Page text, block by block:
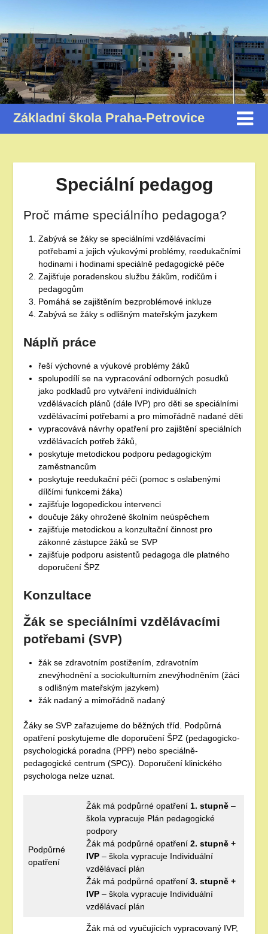
Základní škola Praha-Petrovice
Speciální pedagog
Proč máme speciálního pedagoga?
Zabývá se žáky se speciálními vzdělávacími
potřebami a jejich výukovými problémy, reedukačními
hodinami i hodinami speciálně pedagogické péče
Zajišťuje poradenskou službu žákům, rodičům i
pedagogům
Pomáhá se zajištěním bezproblémové inkluze
Zabývá se žáky s odlišným mateřským jazykem
Náplň práce
řeší výchovné a výukové problémy žáků
spolupodílí se na vypracování odborných posudků
jako podkladů pro vytváření individuálních
vzdělávacích plánů (dále IVP) pro děti se speciálními
vzdělávacími potřebami a pro mimořádně nadané děti
vypracovává návrhy opatření pro zajištění speciálních
vzdělávacích potřeb žáků,
poskytuje metodickou podporu pedagogickým
zaměstnancům
poskytuje reedukační péči (pomoc s oslabenými
dílčími funkcemi žáka)
zajišťuje logopedickou intervenci
doučuje žáky ohrožené školním neúspěchem
zajišťuje metodickou a konzultační činnost pro
zákonné zástupce žáků se SVP
zajišťuje podporu asistentů pedagoga dle platného
doporučení ŠPZ
Konzultace
Žák se speciálními vzdělávacími
potřebami (SVP)
žák se zdravotním postižením, zdravotním
znevýhodnění a sociokulturním znevýhodněním (žáci
s odlišným mateřským jazykem)
žák nadaný a mimořádně nadaný
Žáky se SVP zařazujeme do běžných tříd. Podpůrná
opatření poskytujeme dle doporučení ŠPZ (pedagogicko-
psychologická poradna (PPP) nebo speciálně-
pedagogické centrum (SPC)). Doporučení klinického
psychologa nelze uznat.
Podpůrné
opatření
Žák má podpůrné opatření 1. stupně–
škola vypracuje Plán pedagogické
podpory
Žák má podpůrné opatření 2. stupně +
IVP – škola vypracuje Individuální
vzdělávací plán
Žák má podpůrné opatření 3. stupně +
IVP– škola vypracuje Individuální
vzdělávací plán
Žák má od vyučujících vypracovaný IVP,